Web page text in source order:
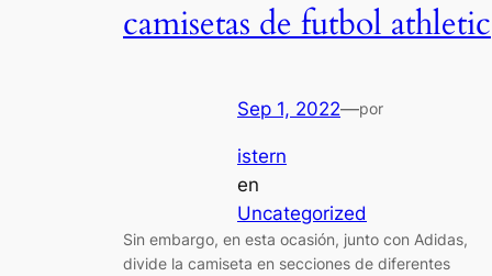
camisetas de futbol athletic
Sep 1, 2022—por
istern
en
Uncategorized
Sin embargo, en esta ocasión, junto con Adidas,
divide la camiseta en secciones de diferentes